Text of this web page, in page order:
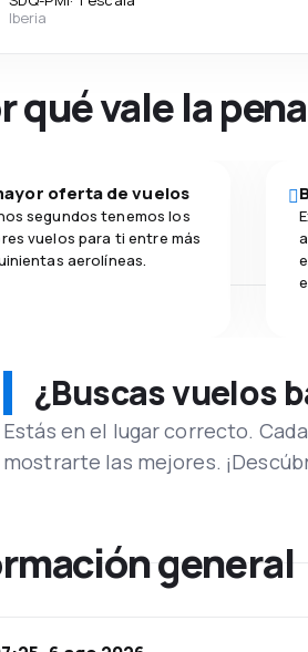
Iberia
qué vale la
oferta de vuelos
segundos tenemos los
vuelos para ti entre más
aerolíneas.
¿Buscas vuelos
Estás en el lugar correcto.
mostrarte las mejores.
general